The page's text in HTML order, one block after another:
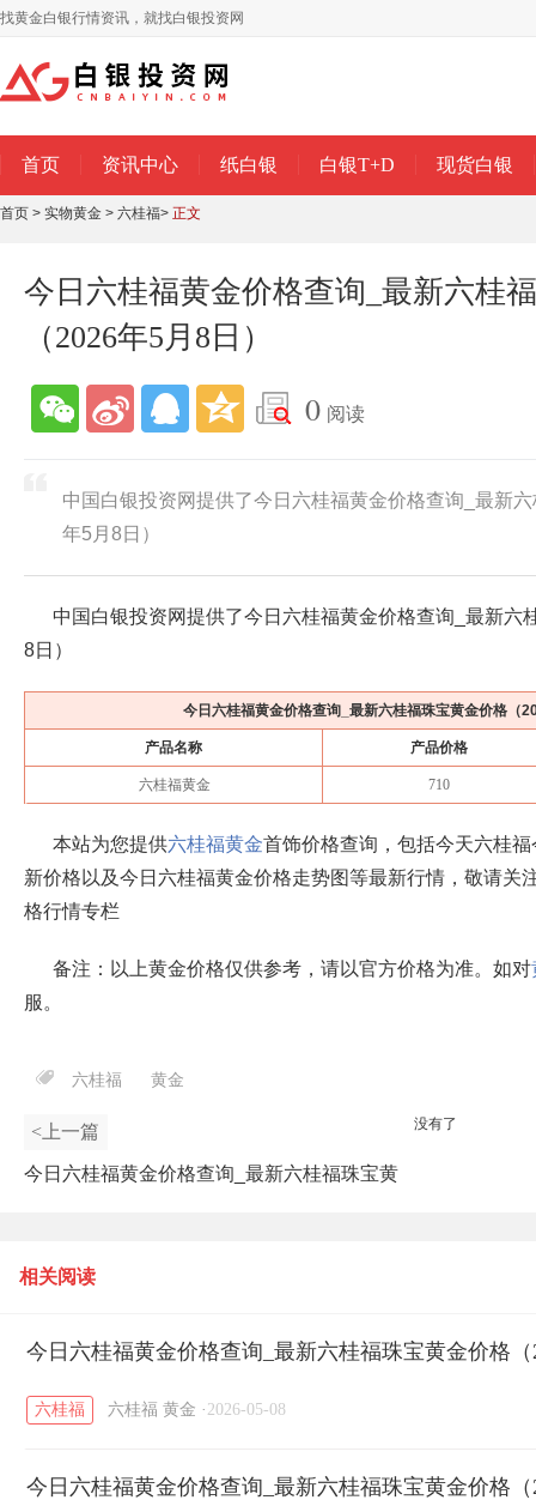
找黄金白银行情资讯，就找白银投资网
首页 资讯中心 纸白银 白银T+D 现货白银
首页 > 实物黄金 > 六桂福> 正文
今日六桂福黄金价格查询_最新六桂
（2026年5月8日）
0 阅读
中国白银投资网提供了今日六桂福黄金价格查询_最新
年5月8日）
中国白银投资网提供了今日六桂福黄金价格查询_最新六
8日 ）
今日六桂福黄金价格查询_最新六桂福珠宝黄金价格（
产品名称 产品价格
六桂福黄金 710
本站为您提供六桂福黄金首饰价格查询，包括今天六桂
新价格以及今日六桂福黄金价格走势图等最新行情，敬请关
格行情专栏
备注：以上黄金价格仅供参考，请以官方价格为准。如对
服。
六桂福 黄金
<上一篇
今日六桂福黄金价格查询_最新六桂福珠宝黄
没有了
相关阅读
今日六桂福黄金价格查询_最新六桂福珠宝黄金价格（
六桂福 六桂福 黄金 · 2026-05-08
今日六桂福黄金价格查询_最新六桂福珠宝黄金价格（